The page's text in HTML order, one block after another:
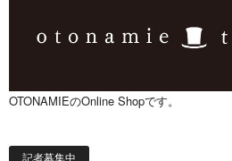
OTONAMIEのOnline Shopです。
記者募集中